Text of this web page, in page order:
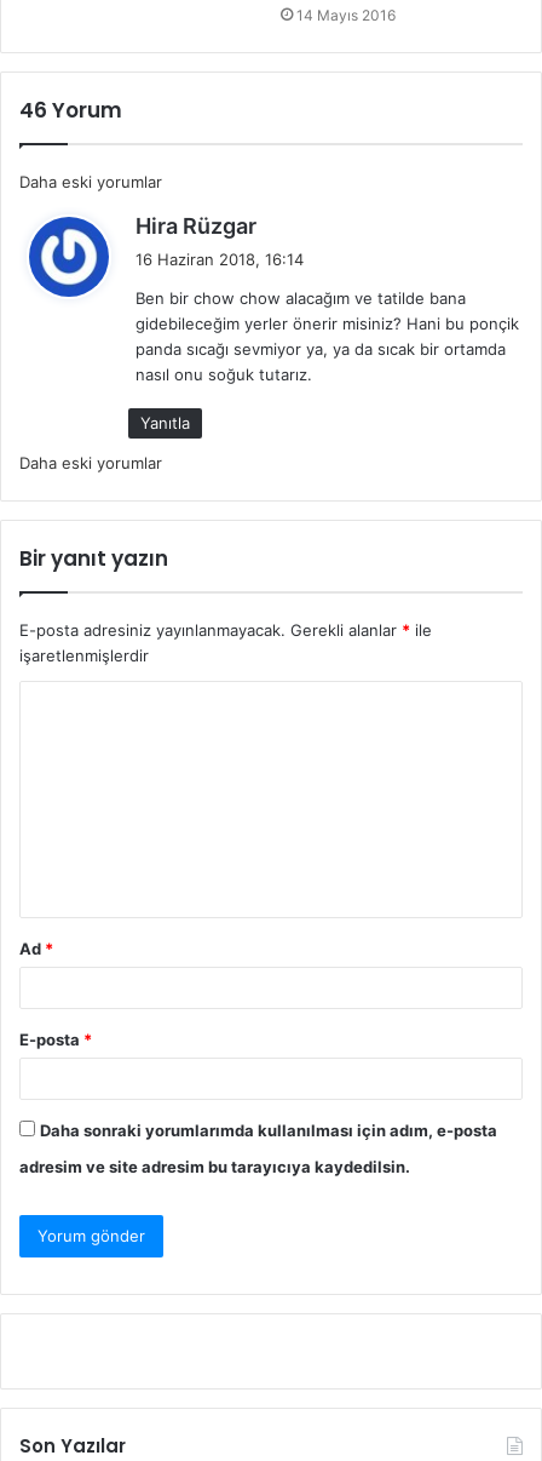
14 Mayıs 2016
46 Yorum
Yorum
gezinmesi
Daha eski yorumlar
Hira Rüzgar
i
k
i
16 Haziran 2018, 16:14
Ben bir chow chow alacağım ve tatilde bana
gidebileceğim yerler önerir misiniz? Hani bu ponçik
panda sıcağı sevmiyor ya, ya da sıcak bir ortamda
nasıl onu soğuk tutarız.
Yanıtla
Yorum
gezinmesi
Daha eski yorumlar
Bir yanıt yazın
E-posta adresiniz yayınlanmayacak. Gerekli alanlar * ile
işaretlenmişlerdir
Ad *
E-posta *
Daha sonraki yorumlarımda kullanılması için adım, e-posta
adresim ve site adresim bu tarayıcıya kaydedilsin.
Son Yazılar